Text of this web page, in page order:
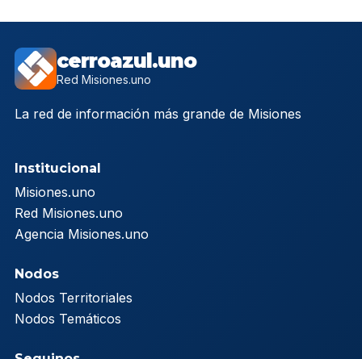
cerroazul.uno
Red Misiones.uno
La red de información más grande de Misiones
Institucional
Misiones.uno
Red Misiones.uno
Agencia Misiones.uno
Nodos
Nodos Territoriales
Nodos Temáticos